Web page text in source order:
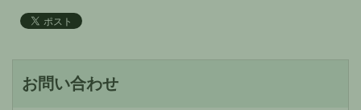
お問い合わせ